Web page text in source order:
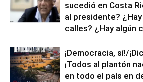
sucedió en Costa
al presidente?
calles? ¿Hay algún
¡Democracia, sí!/
¡Todos al plantón
en todo el país en